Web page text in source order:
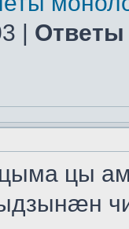
| Ответы
цы